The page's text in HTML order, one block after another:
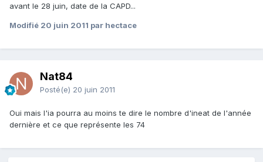
avant le 28 juin, date de la CAPD...
Modifié 20 juin 2011 par hectace
Nat84
Posté(e) 20 juin 2011
Oui mais l'ia pourra au moins te dire le nombre d'ineat de l'année
dernière et ce que représente les 74